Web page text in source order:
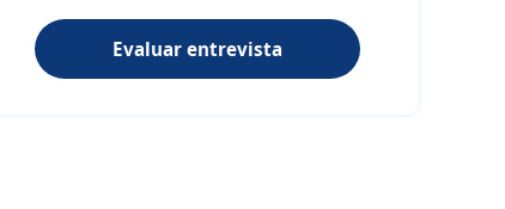
Evaluar entrevista